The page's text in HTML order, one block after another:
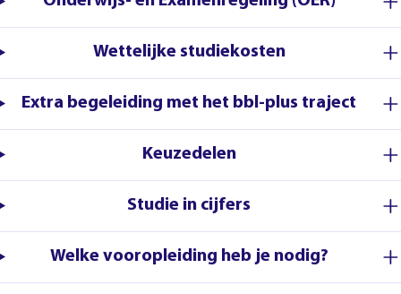
Wettelijke studiekosten
Extra begeleiding met het bbl-plus traject
Keuzedelen
Studie in cijfers
Welke vooropleiding heb je nodig?